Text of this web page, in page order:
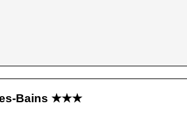
Bains ★★★